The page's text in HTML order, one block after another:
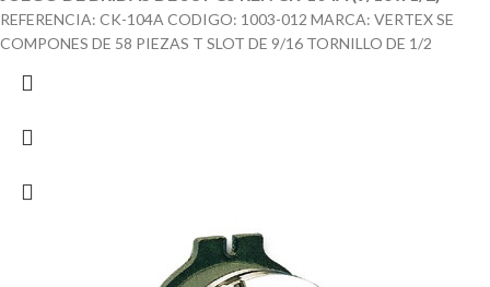
REFERENCIA: CK-104A CODIGO: 1003-012 MARCA: VERTEX SE
COMPONES DE 58 PIEZAS T SLOT DE 9/16 TORNILLO DE 1/2